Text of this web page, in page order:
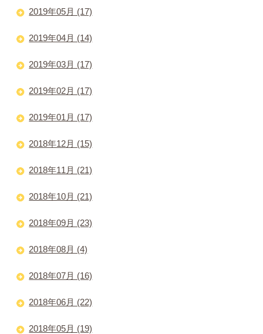
2019年05月 (17)
2019年04月 (14)
2019年03月 (17)
2019年02月 (17)
2019年01月 (17)
2018年12月 (15)
2018年11月 (21)
2018年10月 (21)
2018年09月 (23)
2018年08月 (4)
2018年07月 (16)
2018年06月 (22)
2018年05月 (19)